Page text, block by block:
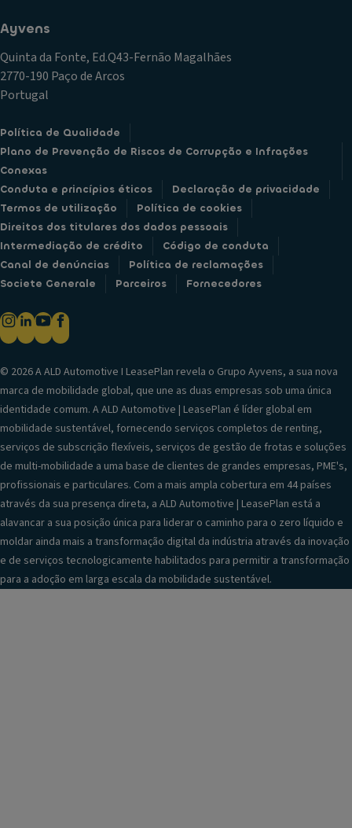
Ayvens
Quinta da Fonte, Ed.Q43-Fernão Magalhães
2770-190 Paço de Arcos
Portugal
Política de Qualidade
Plano de Prevenção de Riscos de Corrupção e Infrações
Conexas
Conduta e princípios éticos
Declaração de privacidade
Termos de utilização
Política de cookies
Direitos dos titulares dos dados pessoais
Intermediação de crédito
Código de conduta
Canal de denúncias
Política de reclamações
Societe Generale
Parceiros Fornecedores
© 2026 A ALD Automotive I LeasePlan revela o Grupo Ayvens, a sua nova
marca de mobilidade global, que une as duas empresas sob uma única
identidade comum. A ALD Automotive | LeasePlan é líder global em
mobilidade sustentável, fornecendo serviços completos de renting,
serviços de subscrição flexíveis, serviços de gestão de frotas e soluções
de multi-mobilidade a uma base de clientes de grandes empresas, PME's,
profissionais e particulares. Com a mais ampla cobertura em 44 países
através da sua presença direta, a ALD Automotive | LeasePlan está a
alavancar a sua posição única para liderar o caminho para o zero líquido e
moldar ainda mais a transformação digital da indústria através da inovação
e de serviços tecnologicamente habilitados para permitir a transformação
para a adoção em larga escala da mobilidade sustentável.